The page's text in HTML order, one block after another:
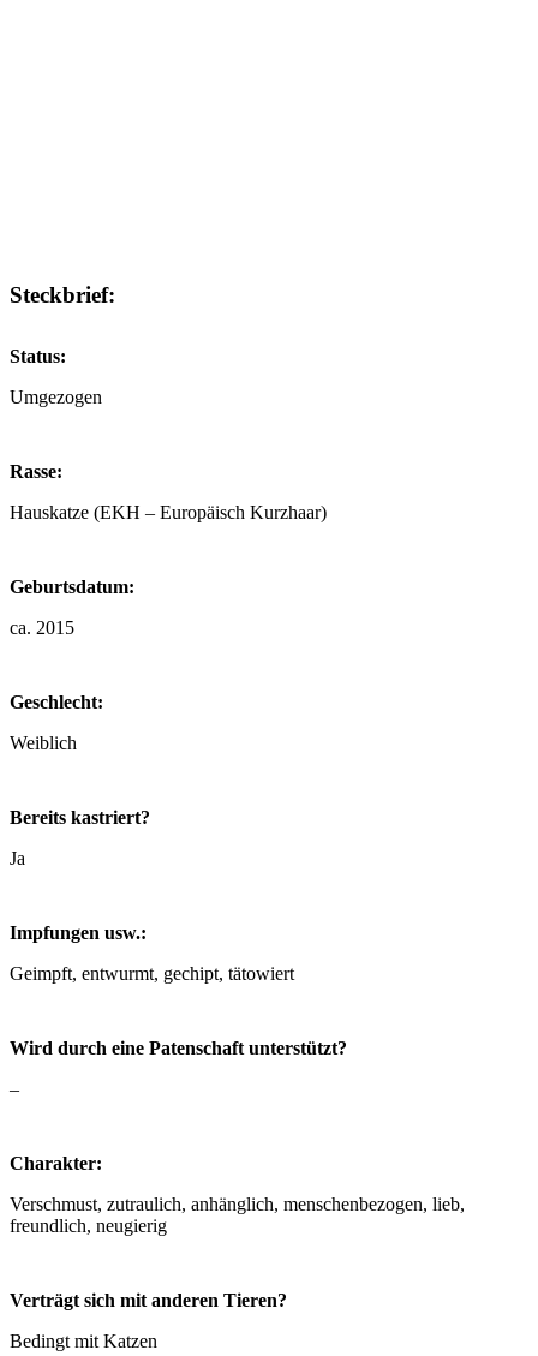
Steckbrief:
Status:
Umgezogen
Rasse:
Hauskatze (EKH – Europäisch Kurzhaar)
Geburtsdatum:
ca. 2015
Geschlecht:
Weiblich
Bereits kastriert?
Ja
Impfungen usw.:
Geimpft, entwurmt, gechipt, tätowiert
Wird durch eine Patenschaft unterstützt?
–
Charakter:
Verschmust, zutraulich, anhänglich, menschenbezogen, lieb,
freundlich, neugierig
Verträgt sich mit anderen Tieren?
Bedingt mit Katzen